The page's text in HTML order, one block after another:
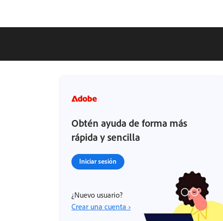
Obtén ayuda de forma más
rápida y sencilla
Iniciar sesión
¿Nuevo usuario?
Crear una cuenta ›